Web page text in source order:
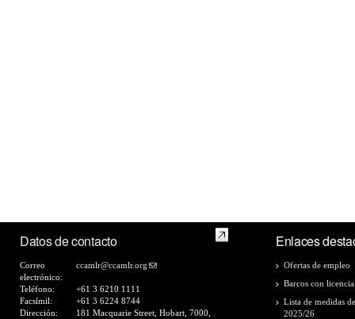
Datos de contacto
Correo
electrónico:
ccamlr@ccamlr.org
Teléfono:
+61 3 6210 1111
Facsímil:
+61 3 6224 8744
Dirección:
181 Macquarie Street, Hobart, 7000,
Enlaces
Ofertas de empleo
Barcos con
Lista de medidas
2025/26